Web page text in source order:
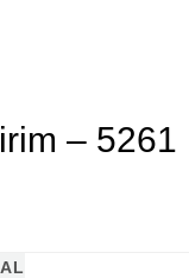
– 5261